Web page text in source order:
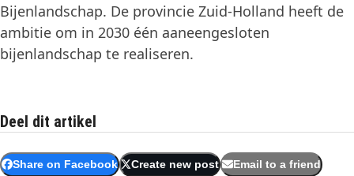
Bijenlandschap. De provincie Zuid-Holland heeft de
ambitie om in 2030 één aaneengesloten
bijenlandschap te realiseren.
Deel dit artikel
Share on Facebook Create new post Email to a friend